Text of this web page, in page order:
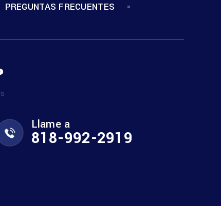
PREGUNTAS FRECUENTES
Llame a
818-992-2919